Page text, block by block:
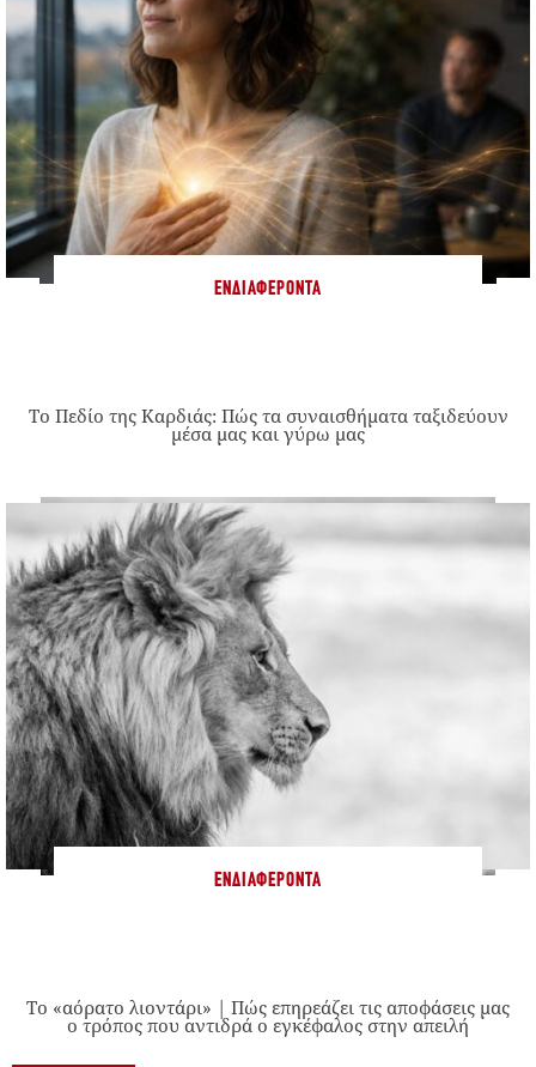
ΕΝΔΙΑΦΈΡΟΝΤΑ
Το Πεδίο της Καρδιάς: Πώς τα συναισθήματα ταξιδεύουν
μέσα μας και γύρω μας
ΕΝΔΙΑΦΈΡΟΝΤΑ
Το «αόρατο λιοντάρι» | Πώς επηρεάζει τις αποφάσεις μας
ο τρόπος που αντιδρά ο εγκέφαλος στην απειλή